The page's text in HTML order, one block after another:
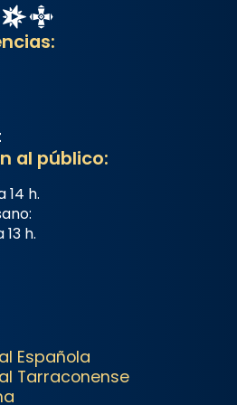
(“relatiu a
= eterna”) són
I l’any 1667, el
Roig, afirma
que les santes són
Iluro. Mataró en
les relíq
· Share
Zebedeu, és
el seu germà
un dels que
Radio Estel
Catalunya Cristiana
al público:
14 h.
h.
Española
Tarraconense